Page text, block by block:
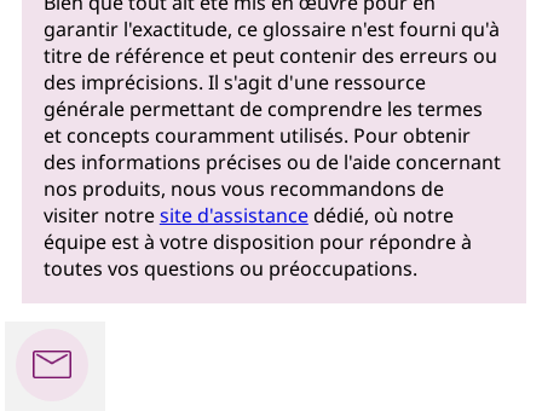
garantir l'exactitude, ce glossaire n'est fourni qu'à
titre de référence et peut contenir des erreurs ou
des imprécisions. Il s'agit d'une ressource
générale permettant de comprendre les termes
et concepts couramment utilisés. Pour obtenir
des informations précises ou de l'aide concernant
nos produits, nous vous recommandons de
visiter notresite d'assistancedédié, où notre
équipe est à votre disposition pour répondre à
toutes vos questions ou préoccupations.